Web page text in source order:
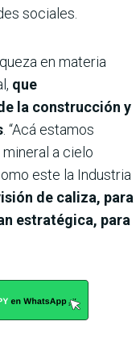
sociales.
en materia
que
la construcción y
. “Acá estamos
a cielo
este la Industria
de caliza, para
estratégica, para